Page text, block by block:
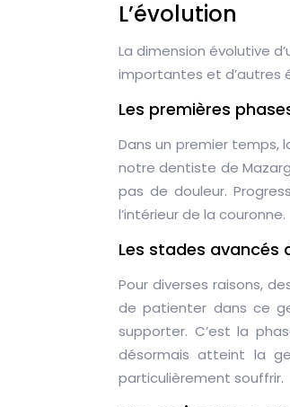
L’évolution
La dimension évolutive
importantes et d’autres
Les premières
Dans un premier temps,
notre dentiste de
pas de douleur.
l’intérieur de la couronne.
Les stades avancés
Pour diverses raisons,
de patienter dans ce
supporter. C’est la
désormais atteint la
particulièrement souffrir.